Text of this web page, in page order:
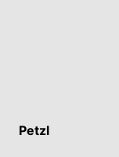
Petzl